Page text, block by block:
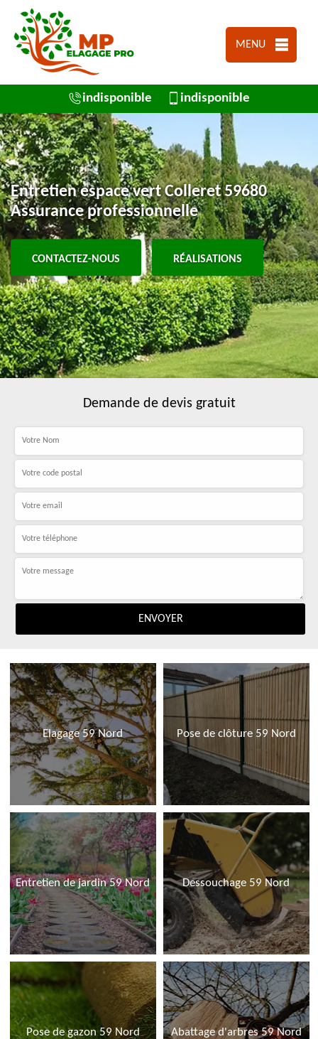
MENU
indisponible indisponible
Entretien espace vert Colleret 59680
Assurance professionnelle
CONTACTEZ-NOUS RÉALISATIONS
Demande de devis gratuit
Elagage 59 Nord Pose de clôture 59 Nord
Entretien de jardin 59 Nord Dessouchage 59 Nord
Pose de gazon 59 Nord Abattage d'arbres 59 Nord